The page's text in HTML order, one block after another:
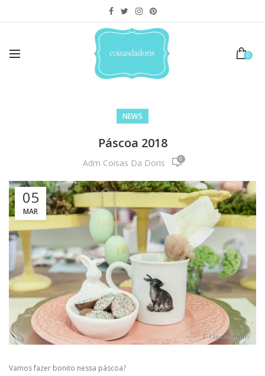
0
NEWS
Páscoa 2018
Adm Coisas Da Doris 0
05
MAR
Vamos fazer bonito nessa páscoa?